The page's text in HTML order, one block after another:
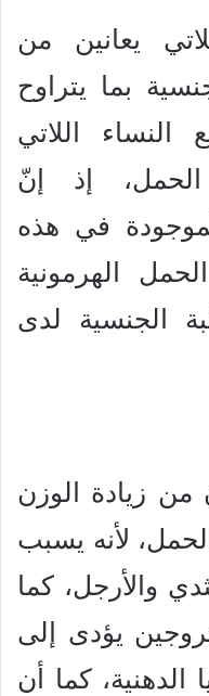
يعانين من
بما يتراوح
النساء اللاتي
إذ إنّ
في هذه
الهرمونية
الجنسية لدى
زيادة الوزن
لأنه يسبب
والأرجل، كما
يؤدى إلى
الدهنية، كما أن